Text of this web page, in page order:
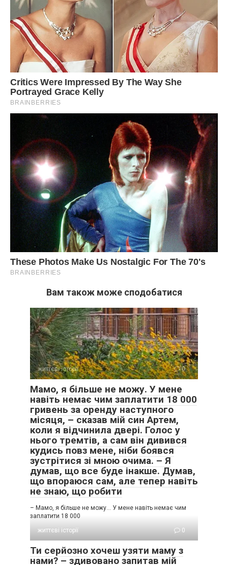
Вам також може сподобатися
життєві історії 0
Мамо, я більше не можу. У мене
навіть немає чим заплатити 18 000
гривень за оренду наступного
місяця, – сказав мій син Артем,
коли я відчинила двері. Голос у
нього тремтів, а сам він дивився
кудись повз мене, ніби боявся
зустрітися зі мною очима. – Я
думав, що все буде інакше. Думав,
що впораюся сам, але тепер навіть
не знаю, що робити
– Мамо, я більше не можу… У мене навіть немає чим
заплатити 18 000
життєві історії
0
Ти серйозно хочеш узяти маму з
нами? – здивовано запитав мій